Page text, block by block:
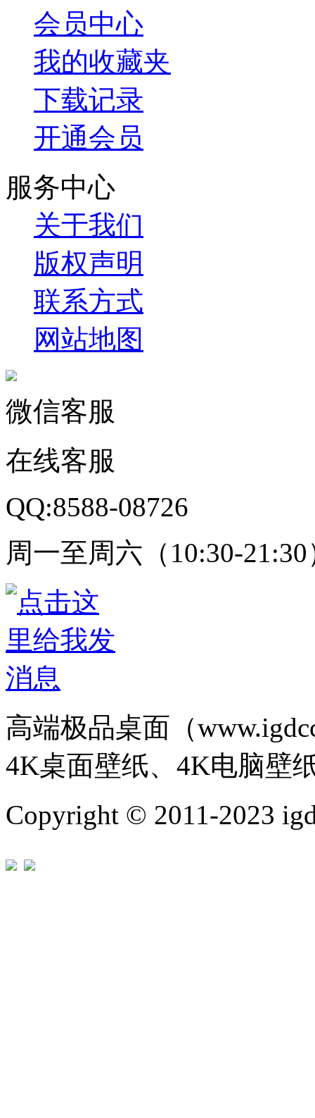
会员中心
我的收藏夹
下载记录
开通会员
服务中心
关于我们
版权声明
联系方式
网站地图
微信客服
在线客服
QQ:8588-08726
周一至周六（10:30-21:30
高端极品桌面（
4K桌面壁纸、4K电脑壁
Copyright © 2011-2023